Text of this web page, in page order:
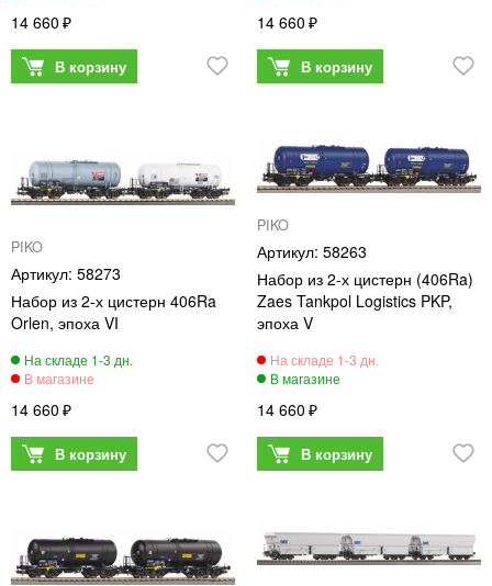
14 660 14 660
PIKO
58273
Набор из 2-х цистерн 406Ra
Orlen, эпоха VI
14 660
PIKO
58263
Набор из 2-х цистерн (406Ra)
Zaes Tankpol Logistics PKP,
эпоха V
14 660